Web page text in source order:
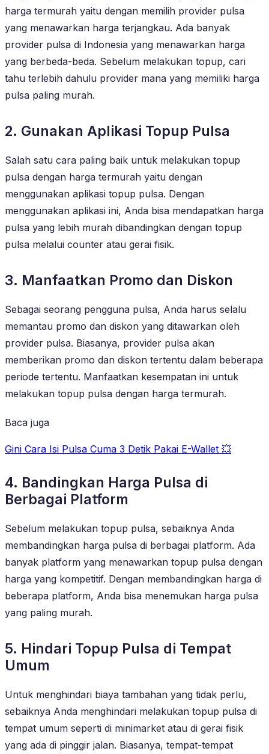
harga termurah yaitu dengan memilih provider pulsa
yang menawarkan harga terjangkau. Ada banyak
provider pulsa di Indonesia yang menawarkan harga
yang berbeda-beda. Sebelum melakukan topup, cari
tahu terlebih dahulu provider mana yang memiliki harga
pulsa paling murah.
2. Gunakan Aplikasi Topup Pulsa
Salah satu cara paling baik untuk melakukan topup
pulsa dengan harga termurah yaitu dengan
menggunakan aplikasi topup pulsa. Dengan
menggunakan aplikasi ini, Anda bisa mendapatkan harga
pulsa yang lebih murah dibandingkan dengan topup
pulsa melalui counter atau gerai fisik.
3. Manfaatkan Promo dan Diskon
Sebagai seorang pengguna pulsa, Anda harus selalu
memantau promo dan diskon yang ditawarkan oleh
provider pulsa. Biasanya, provider pulsa akan
memberikan promo dan diskon tertentu dalam beberapa
periode tertentu. Manfaatkan kesempatan ini untuk
melakukan topup pulsa dengan harga termurah.
Baca juga
Gini Cara Isi Pulsa Cuma 3 Detik Pakai E-Wallet 💥
4. Bandingkan Harga Pulsa di
Berbagai Platform
Sebelum melakukan topup pulsa, sebaiknya Anda
membandingkan harga pulsa di berbagai platform. Ada
banyak platform yang menawarkan topup pulsa dengan
harga yang kompetitif. Dengan membandingkan harga di
beberapa platform, Anda bisa menemukan harga pulsa
yang paling murah.
5. Hindari Topup Pulsa di Tempat
Umum
Untuk menghindari biaya tambahan yang tidak perlu,
sebaiknya Anda menghindari melakukan topup pulsa di
tempat umum seperti di minimarket atau di gerai fisik
yang ada di pinggir jalan. Biasanya, tempat-tempat